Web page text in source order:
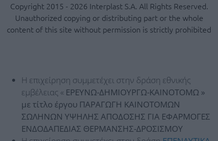
Copyright 2015 - 2026 Interplast S.A. All Rights Reserved.
Unauthorized copying or distributing part or the whole
content of this site without permission is strictly prohibited
Η επιχείρηση συμμετέχει στην δράση εθνικής
εμβέλειας « ΕΡΕΥΝΩ-ΔΗΜΙΟΥΡΓΩ-ΚΑΙΝΟΤΟΜΩ »
με τίτλο έργου ΠΑΡΑΓΩΓΗ ΚΑΙΝΟΤΟΜΩΝ
ΣΩΛΗΝΩΝ ΥΨΗΛΗΣ ΑΠΟΔΟΣΗΣ ΓΙΑ ΕΦΑΡΜΟΓΕΣ
ΕΝΔΟΔΑΠΕΔΙΑΣ ΘΕΡΜΑΝΣΗΣ-ΔΡΟΣΙΣΜΟΥ